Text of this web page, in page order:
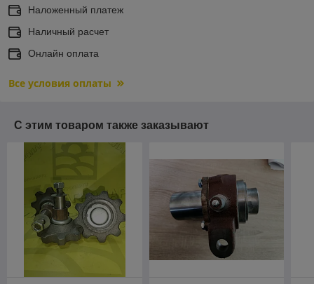
Наложенный платеж
Наличный расчет
Онлайн оплата
Все условия оплаты
С этим товаром также заказывают